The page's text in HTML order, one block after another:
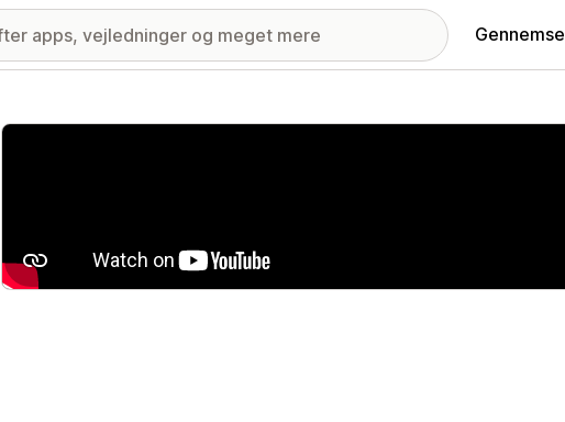
Galleri med udvalgte billeder